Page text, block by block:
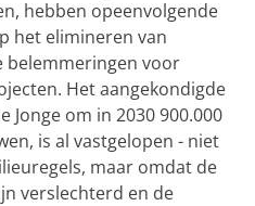
hebben opeenvolgende
het elimineren van
belemmeringen voor
Het aangekondigde
Jonge om in 2030 900.000
is al vastgelopen - niet
maar omdat de
verslechterd en de